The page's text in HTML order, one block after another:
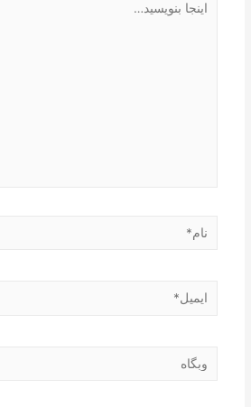
بنویسید…
نام*
ایمیل*
وبگاه